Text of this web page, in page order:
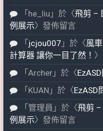
「 he_liu 」於〈飛剪 –
例展示〉發佈留言
「 jcjou007 」於〈風
計算器 讓你一目了然！
「 Archer」於〈
「 KUAN 」於〈EzASD
「 管理員 」於〈飛剪
例展示〉發佈留言